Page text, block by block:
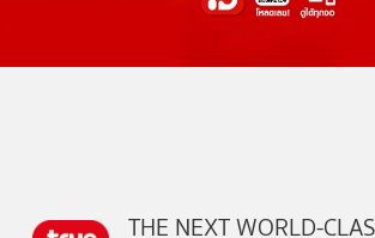
THE NEXT WORLD-